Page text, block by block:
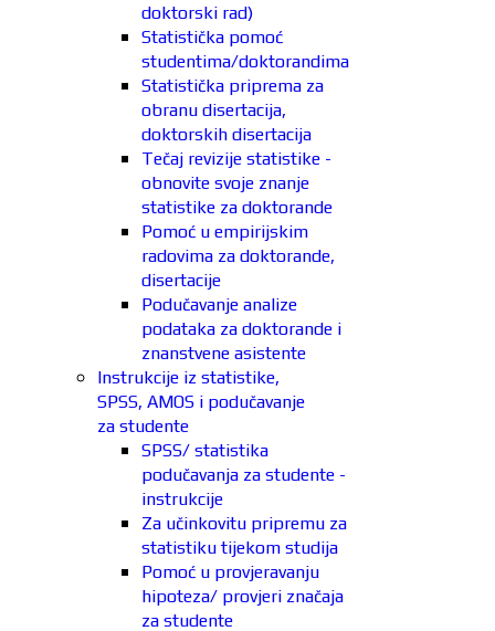
doktorski rad)
Statistička pomoć
studentima/doktorandima
Statistička priprema za
obranu disertacija,
doktorskih disertacija
Tečaj revizije statistike -
obnovite svoje znanje
statistike za doktorande
Pomoć u empirijskim
radovima za doktorande,
disertacije
Podučavanje analize
podataka za doktorande i
znanstvene asistente
Instrukcije iz statistike,
SPSS, AMOS i podučavanje
za studente
SPSS/ statistika
podučavanja za studente -
instrukcije
Za učinkovitu pripremu za
statistiku tijekom studija
Pomoć u provjeravanju
hipoteza/ provjeri značaja
za studente